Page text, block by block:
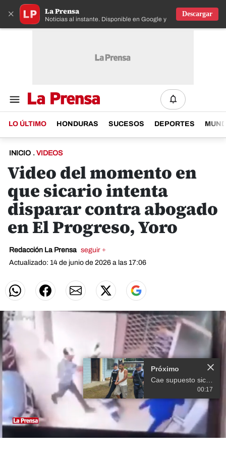
× La Prensa
Noticias al instante. Disponible en Google y IOS
Descargar
LO ÚLTIMO HONDURAS SUCESOS DEPORTES
INICIO . VIDEOS
Video del momento en
que sicario intenta
disparar contra abogado
en El Progreso, Yoro
Redacción La Prensa seguir +
Actualizado: 14 de junio de 2026 a las 17:06
Próximo
Cae supuesto sicario en El Progreso, Yoro
00:17